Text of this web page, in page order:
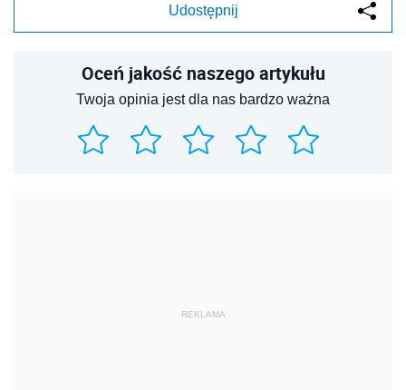
Udostępnij
Oceń jakość naszego artykułu
Twoja opinia jest dla nas bardzo ważna
REKLAMA